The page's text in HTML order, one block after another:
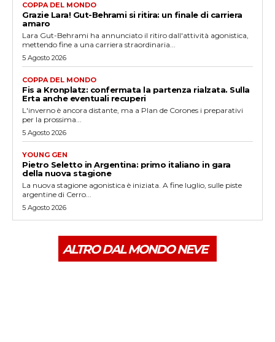
COPPA DEL MONDO
Grazie Lara! Gut-Behrami si ritira: un finale di carriera
amaro
Lara Gut-Behrami ha annunciato il ritiro dall'attività agonistica,
mettendo fine a una carriera straordinaria...
5 Agosto 2026
COPPA DEL MONDO
Fis a Kronplatz: confermata la partenza rialzata. Sulla
Erta anche eventuali recuperi
L'inverno è ancora distante, ma a Plan de Corones i preparativi
per la prossima...
5 Agosto 2026
YOUNG GEN
Pietro Seletto in Argentina: primo italiano in gara
della nuova stagione
La nuova stagione agonistica è iniziata. A fine luglio, sulle piste
argentine di Cerro...
5 Agosto 2026
ALTRO DAL MONDO NEVE